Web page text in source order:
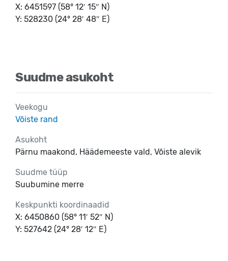
X: 6451597 (58° 12′ 15″ N)
Y: 528230 (24° 28′ 48″ E)
Suudme asukoht
Veekogu
Võiste rand
Asukoht
Pärnu maakond, Häädemeeste vald, Võiste alevik
Suudme tüüp
Suubumine merre
Keskpunkti koordinaadid
X: 6450860 (58° 11′ 52″ N)
Y: 527642 (24° 28′ 12″ E)